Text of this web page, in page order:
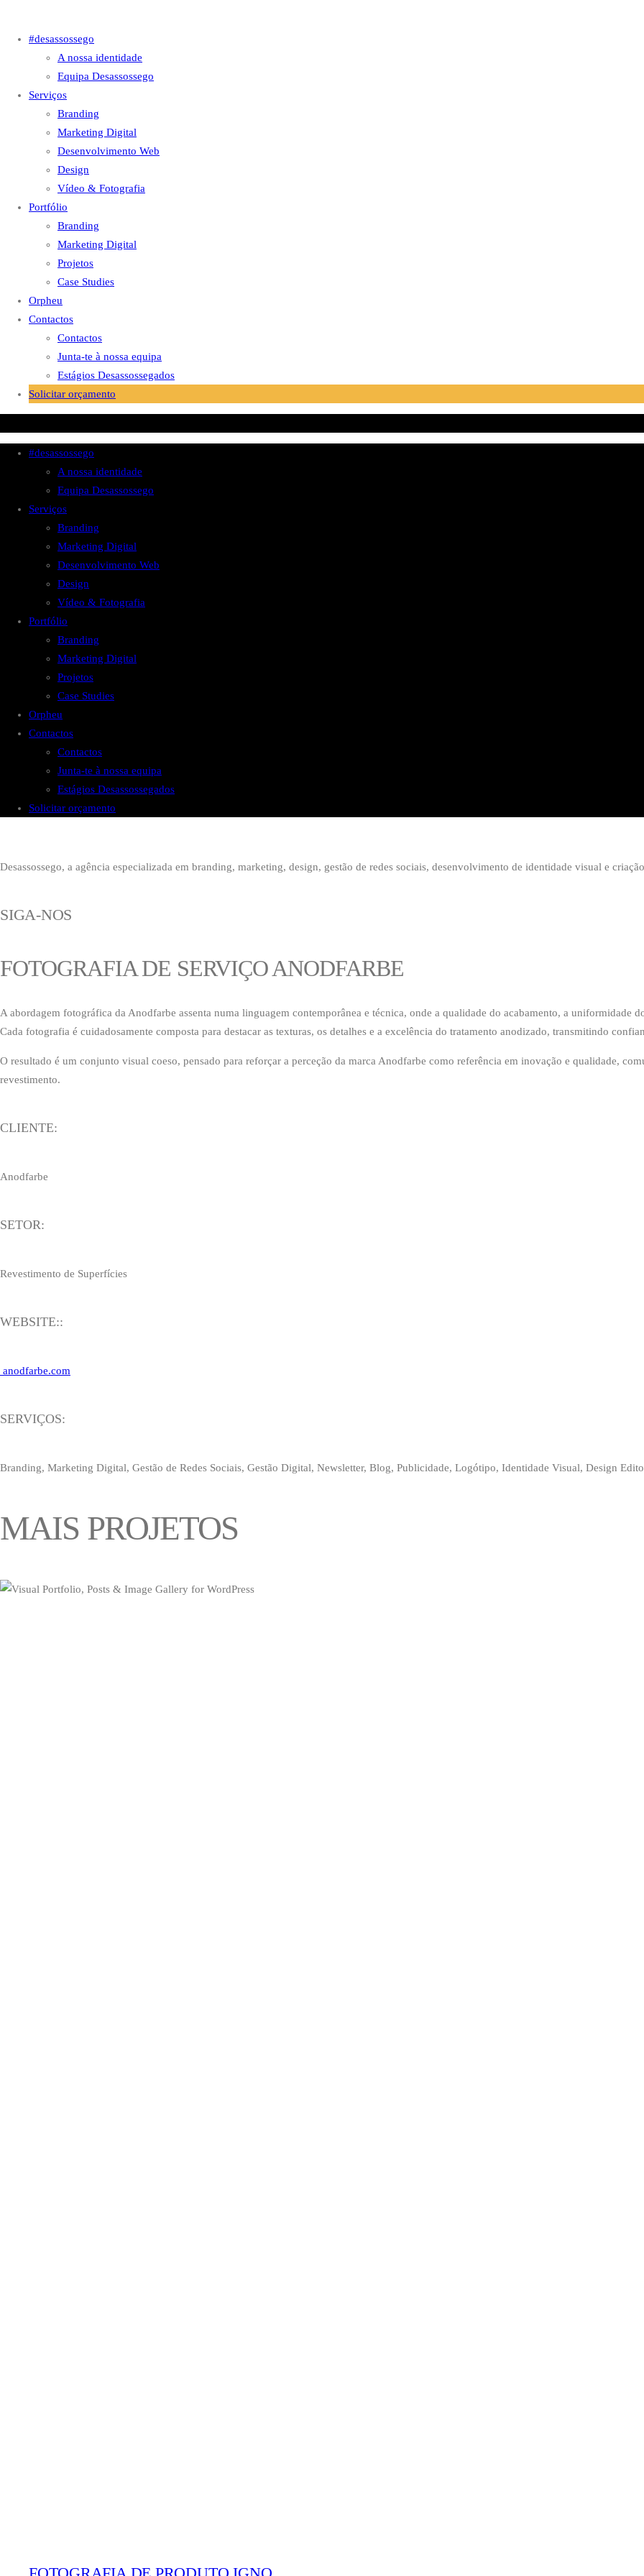
#desassossego
A nossa identidade
Equipa Desassossego
Serviços
Branding
Marketing Digital
Desenvolvimento Web
Design
Vídeo & Fotografia
Portfólio
Branding
Marketing Digital
Projetos
Case Studies
Orpheu
Contactos
Contactos
Junta-te à nossa equipa
Estágios Desassossegados
Solicitar orçamento
#desassossego
A nossa identidade
Equipa Desassossego
Serviços
Branding
Marketing Digital
Desenvolvimento Web
Design
Vídeo & Fotografia
Portfólio
Branding
Marketing Digital
Projetos
Case Studies
Orpheu
Contactos
Contactos
Junta-te à nossa equipa
Estágios Desassossegados
Solicitar orçamento
Desassossego, a agência especializada em branding, marketing, design, gestão de redes sociais, desenvolvimento de identidade visual e
SIGA-NOS
FOTOGRAFIA DE SERVIÇO ANODFARBE
A abordagem fotográfica da Anodfarbe assenta numa linguagem contemporânea e técnica, onde a qualidade do acabamento, a uniformidade
Cada fotografia é cuidadosamente composta para destacar as texturas, os detalhes e a excelência do tratamento anodizado, transmitindo
O resultado é um conjunto visual coeso, pensado para reforçar a perceção da marca Anodfarbe como referência em inovação e qualidade,
revestimento.
CLIENTE:
Anodfarbe
SETOR:
Revestimento de Superfícies
WEBSITE::
anodfarbe.com
SERVIÇOS:
Branding, Marketing Digital, Gestão de Redes Sociais, Gestão Digital, Newsletter, Blog, Publicidade, Logótipo, Identidade Visual, Design
MAIS PROJETOS